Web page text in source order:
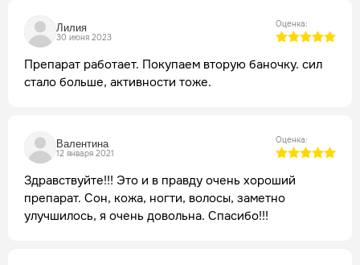
Лилия
30 июня 2023
Оценка:
Препарат работает. Покупаем вторую баночку. сил
стало больше, активности тоже.
Валентина
12 января 2021
Оценка:
Здравствуйте!!! Это и в правду очень хороший
препарат. Сон, кожа, ногти, волосы, заметно
улучшилось, я очень довольна. Спасибо!!!